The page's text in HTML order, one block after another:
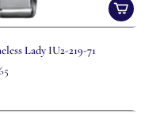
Lady IU2-219-71